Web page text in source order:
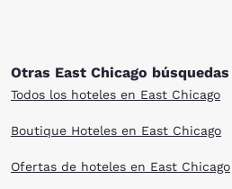
Otras East Chicago búsquedas
Todos los hoteles en East Chicago
Boutique Hoteles en East Chicago
Ofertas de hoteles en East Chicago